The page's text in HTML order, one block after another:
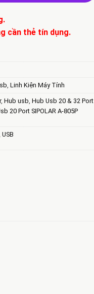
cần thẻ tín dụng.
, Linh Kiện Máy Tính
, Hub usb, Hub Usb 20 & 32 Port
20 Port SIPOLAR A-805P
USB